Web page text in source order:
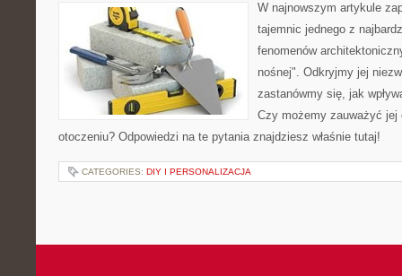
W najnowszym artykule
tajemnic jednego z
fenomenów
nośnej". Odkryjmy jej
zastanówmy się, jak
Czy możemy zauważyć jej
otoczeniu? Odpowiedzi na te pytania znajdziesz właśnie tutaj!
CATEGORIES: DIY I PERSONALIZACJA